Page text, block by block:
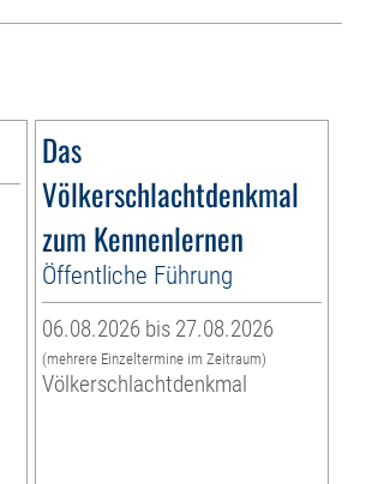
Das
Völkerschlachtdenkmal
zum Kennenlernen
Öffentliche Führung
06.08.2026 bis 27.08.2026
(mehrere Einzeltermine im Zeitraum)
Völkerschlachtdenkmal